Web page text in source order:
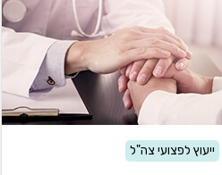
ייעוץ לפצועי צה"ל